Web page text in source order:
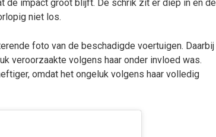
de impact groot blijft. De schrik zit er diep in en de
niet los.
foto van de beschadigde voertuigen. Daarbij
veroorzaakte volgens haar onder invloed was.
omdat het ongeluk volgens haar volledig